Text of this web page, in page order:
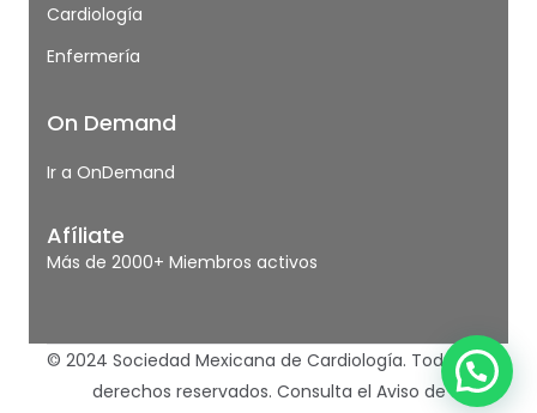
Cardiología
Enfermería
On Demand
Ir a OnDemand
Afíliate
Más de 2000+ Miembros activos
© 2024 Sociedad Mexicana de Cardiología. Todos los
derechos reservados. Consulta el Aviso de